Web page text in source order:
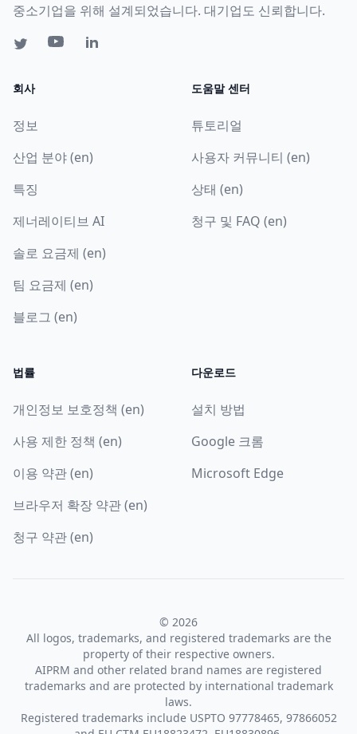
중소기업을 위해 설계되었습니다. 대기업도 신뢰합니다.
회사
정보
산업 분야 (en)
특징
제너레이티브 AI
솔로 요금제 (en)
팀 요금제 (en)
블로그 (en)
도움말 센터
튜토리얼
사용자 커뮤니티 (en)
상태 (en)
청구 및 FAQ (en)
법률
개인정보 보호정책 (en)
사용 제한 정책 (en)
이용 약관 (en)
브라우저 확장 약관 (en)
청구 약관 (en)
다운로드
설치 방법
Google 크롬
Microsoft Edge
© 2026
All logos, trademarks, and registered trademarks are the
property of their respective owners.
AIPRM and other related brand names are registered
trademarks and are protected by international trademark
laws.
Registered trademarks include USPTO 97778465, 97866052